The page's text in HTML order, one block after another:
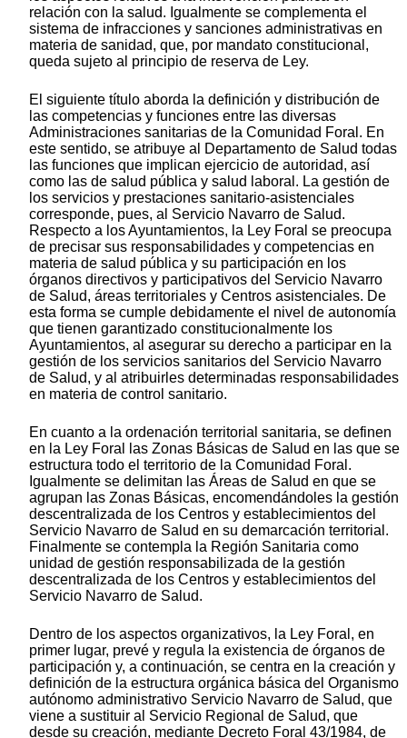
relación con la salud. Igualmente se complementa el
sistema de infracciones y sanciones administrativas en
materia de sanidad, que, por mandato constitucional,
queda sujeto al principio de reserva de Ley.
El siguiente título aborda la definición y distribución de
las competencias y funciones entre las diversas
Administraciones sanitarias de la Comunidad Foral. En
este sentido, se atribuye al Departamento de Salud todas
las funciones que implican ejercicio de autoridad, así
como las de salud pública y salud laboral. La gestión de
los servicios y prestaciones sanitario-asistenciales
corresponde, pues, al Servicio Navarro de Salud.
Respecto a los Ayuntamientos, la Ley Foral se preocupa
de precisar sus responsabilidades y competencias en
materia de salud pública y su participación en los
órganos directivos y participativos del Servicio Navarro
de Salud, áreas territoriales y Centros asistenciales. De
esta forma se cumple debidamente el nivel de autonomía
que tienen garantizado constitucionalmente los
Ayuntamientos, al asegurar su derecho a participar en la
gestión de los servicios sanitarios del Servicio Navarro
de Salud, y al atribuirles determinadas responsabilidades
en materia de control sanitario.
En cuanto a la ordenación territorial sanitaria, se definen
en la Ley Foral las Zonas Básicas de Salud en las que se
estructura todo el territorio de la Comunidad Foral.
Igualmente se delimitan las Áreas de Salud en que se
agrupan las Zonas Básicas, encomendándoles la gestión
descentralizada de los Centros y establecimientos del
Servicio Navarro de Salud en su demarcación territorial.
Finalmente se contempla la Región Sanitaria como
unidad de gestión responsabilizada de la gestión
descentralizada de los Centros y establecimientos del
Servicio Navarro de Salud.
Dentro de los aspectos organizativos, la Ley Foral, en
primer lugar, prevé y regula la existencia de órganos de
participación y, a continuación, se centra en la creación y
definición de la estructura orgánica básica del Organismo
autónomo administrativo Servicio Navarro de Salud, que
viene a sustituir al Servicio Regional de Salud, que
desde su creación, mediante Decreto Foral 43/1984, de